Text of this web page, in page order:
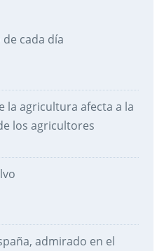
cada día
la agricultura afecta a la
los agricultores
admirado en el